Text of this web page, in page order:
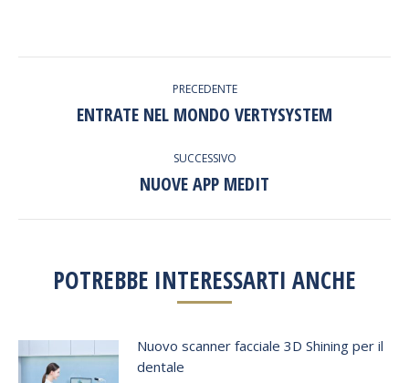
NAVIGAZIONE
PRECEDENTE
Stile
ENTRATE NEL MONDO VERTYSYSTEM
SUCCESSIVO
Numero
posts:
NUOVE APP MEDIT
POTREBBE INTERESSARTI ANCHE
Nuovo scanner facciale 3D Shining per il
dentale